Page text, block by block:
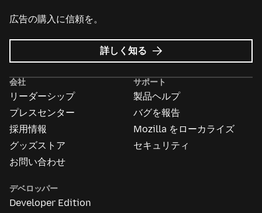
広告の購入に信頼を。
Mozilla
広
詳しく知る
会社
リーダーシップ
プレスセンター
採用情報
グッズストア
お問い合わせ
サポート
製品ヘルプ
バグを報告
Mozilla をローカライズ
セキュリティ
デベロッパー
Developer Edition